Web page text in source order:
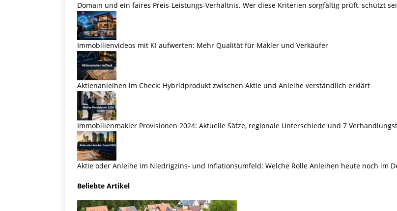
Domain und ein faires Preis-Leistungs-Verhältnis. Wer diese Kriterien sorgfältig prüft, schützt
Immobilienvideos mit KI aufwerten: Mehr Qualität für Makler und Verkäufer
Aktienanleihen im Check: Hybridprodukt zwischen Aktie und Anleihe verständlich erklärt
Immobilienmakler Provisionen 2024: Aktuelle Sätze, regionale Unterschiede und 7
Aktie oder Anleihe im Niedrigzins- und Inflationsumfeld: Welche Rolle Anleihen heute noch im
Beliebte Artikel